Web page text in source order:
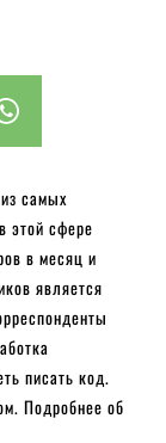
самых
этой сфере
в месяц и
является
писать код.
Подробнее об